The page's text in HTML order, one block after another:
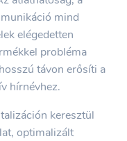
mind
elégedetten
probléma
távon erősíti a
hírnévhez.
keresztül
optimalizált